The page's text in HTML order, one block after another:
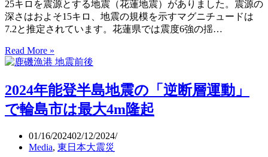
震、
広
範
の
害
で
人
支
援
25キロを震源とする地震（花蓮地震）がありました。震源の
深さはおよそ15キロ、地震の規模を示すマグニチュードは
7.2と推定されています。花蓮県では震度6強の揺…
Read More »
湾
花
蓮
地
（2024）
過
2024年能登半島地震の「逆断層運動」
で輪島市は最大4m隆起
01/16/202402/12/2024
Media, 東日本大震災